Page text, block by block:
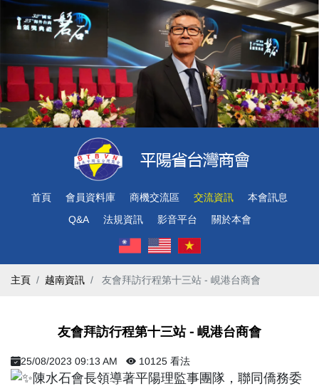
首頁 會員資料庫 商機交流區 交流資訊
本會訊息
Q&A
法規資訊 影音平台 關於本會
主頁 越南資訊 ​ 友會拜訪行程第十三站 - 峴港台商會 ​
​ 友會拜訪行程第十三站 - 峴港台商會 ​
25/08/2023 09:13 AM 10125 看法
陳水石會長領導著平陽理監事團隊，聯同僑務委